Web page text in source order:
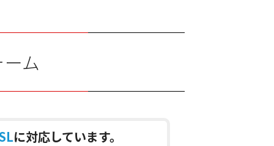
ム
に対応しています。